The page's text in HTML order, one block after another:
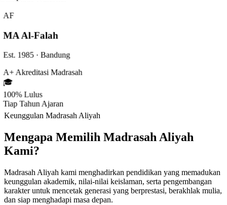
AF
MA Al-Falah
Est. 1985 · Bandung
A+ Akreditasi Madrasah
🎓
100% Lulus
Tiap Tahun Ajaran
Keunggulan Madrasah Aliyah
Mengapa Memilih Madrasah Aliyah
Kami?
Madrasah Aliyah kami menghadirkan pendidikan yang memadukan
keunggulan akademik, nilai-nilai keislaman, serta pengembangan
karakter untuk mencetak generasi yang berprestasi, berakhlak mulia,
dan siap menghadapi masa depan.